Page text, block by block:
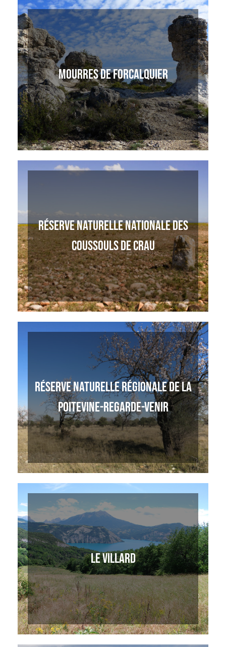
MOURRES DE FORCALQUIER
RÉSERVE NATURELLE NATIONALE DES
COUSSOULS DE CRAU
RÉSERVE NATURELLE RÉGIONALE DE LA
POITEVINE-REGARDE-VENIR
LE VILLARD